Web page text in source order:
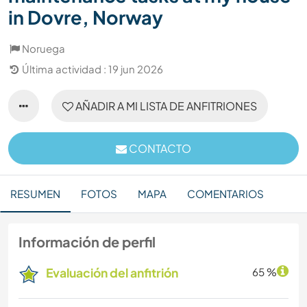
in Dovre, Norway
Noruega
Última actividad : 19 jun 2026
AÑADIR A MI LISTA DE ANFITRIONES
CONTACTO
RESUMEN FOTOS MAPA COMENTARIOS
Información de perfil
Evaluación del anfitrión 65 %